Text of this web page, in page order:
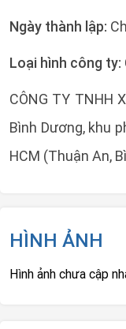
Ngày thành lập:
Loại hình công ty:
CÔNG TY TNHH
Bình Dương, khu
HCM (Thuận An,
HÌNH ẢNH
Hình ảnh chưa cập